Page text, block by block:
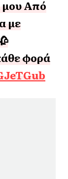
μου Από
με
φορά